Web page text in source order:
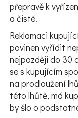
přepravě k
a čisté.
Reklamaci
povinen vyřídit
nejpozději do 30
se s kupujícím
na prodloužení
této lhůtě, má
by šlo o